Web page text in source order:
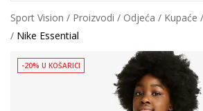
Sport Vision Proizvodi Odjeća Kupaće
Nike Essential
-20% U KOŠARICI